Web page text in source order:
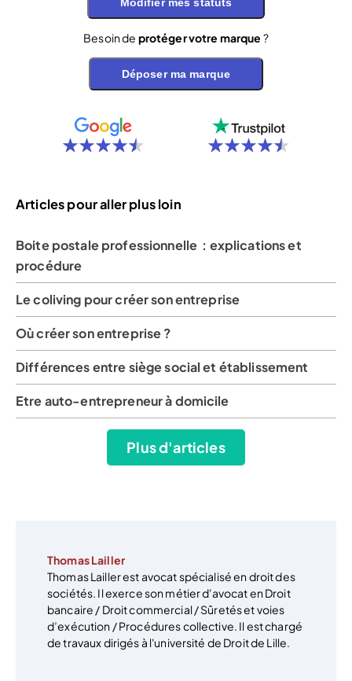
Besoin de protéger votre marque ?
Déposer ma marque
Articles pour aller plus loin
Boite postale professionnelle : explications et
procédure
Le coliving pour créer son entreprise
Où créer son entreprise ?
Différences entre siège social et établissement
Etre auto-entrepreneur à domicile
Plus d'articles
Thomas Lailler
Thomas Lailler est avocat spécialisé en droit des
sociétés. Il exerce son métier d'avocat en Droit
bancaire / Droit commercial / Sûretés et voies
d’exécution / Procédures collective. Il est chargé
de travaux dirigés à l'université de Droit de Lille.